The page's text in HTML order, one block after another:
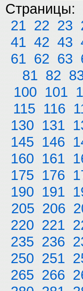
Страницы:
21 22 23
41 42 43
61 62 63
81 82
100 101
115 116
130 131
145 146
160 161
175 176
190 191
205 206
220 221
235 236
250 251
265 266